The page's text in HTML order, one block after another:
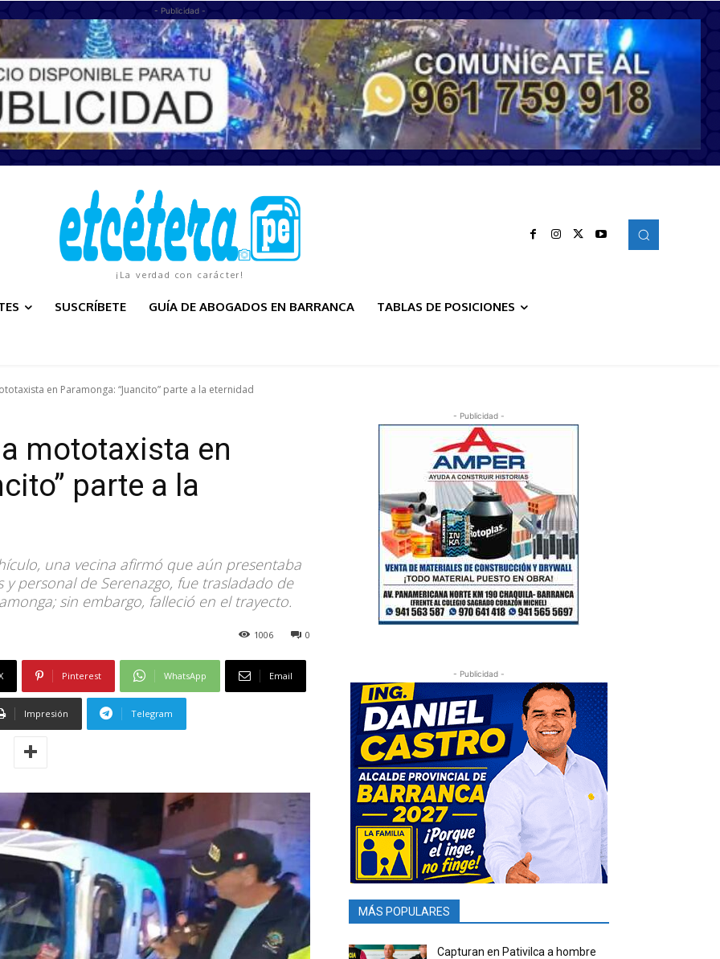
- Publicidad -
¡La verdad con carácter!
SUSCRÍBETE GUÍA DE ABOGADOS EN BARRANCA TABLAS DE POSICIONES
en Paramonga: “Juancito” parte a la eternidad
mototaxista en
parte a la
una vecina afirmó que aún presentaba
y personal de Serenazgo, fue trasladado de
sin embargo, falleció en el trayecto.
0
1006
Pinterest WhatsApp Email
Impresión Telegram
- Publicidad -
- Publicidad -
MÁS POPULARES
Capturan en Pativilca a hombre